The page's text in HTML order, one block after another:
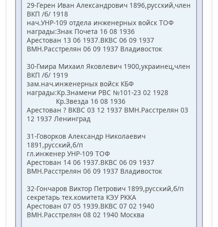
29-Герен Иван Александрович 1896,русский,член
ВКП /б/ 1918
нач.УНР-109 отдела инженерных войск ТОФ
награды:Знак Почета 16 08 1936
Арестован 13 06 1937.ВКВС 06 09 1937
ВМН.Расстрелян 06 09 1937 Владивосток
30-Гмира Михаил Яковлевич 1900,украинец,член
ВКП /б/ 1919
зам.нач.инженерных войск КБФ
награды:Кр.Знамени РВС №101-23 02 1928
Кр.Звезда 16 08 1936
Арестован ? ВКВС 03 12 1937 ВМН.Расстрелян 03
12 1937 Ленинград
31-Говорков Александр Николаевич
1891,русский,б/п
гл.инженер УНР-109 ТОФ
Арестован 14 06 1937.ВКВС 06 09 1937
ВМН.Расстрелян 06 09 1937 Владивосток
32-Гончаров Виктор Петрович 1899,русский,б/п
секретарь тех.комитета КЭУ РККА
Арестован 07 05 1939.ВКВС 07 02 1940
ВМН.Расстрелян 08 02 1940 Москва